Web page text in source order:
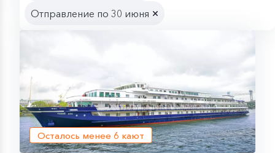
Отправление по 30 июня
Осталось менее 6 кают